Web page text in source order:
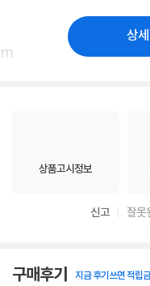
rn
상
상품고시정보
신고 잘못
구매후기 지금 후기쓰면 적립